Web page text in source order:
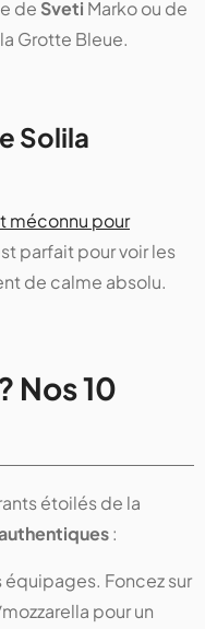
de Sveti Marko ou de
Grotte Bleue.
Solila
méconnu pour
parfait pour voir les
de calme absolu.
Nos 10
étoilés de la
:
Foncez sur
pour un